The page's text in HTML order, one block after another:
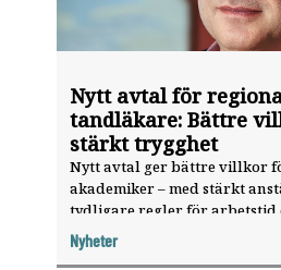
Nytt avtal för
tandläkare: Bättre
stärkt trygghet
Nytt avtal ger bättre villkor
akademiker – med stärkt
tydligare regler för
ersättningar vid obekväm tid.
Nyheter